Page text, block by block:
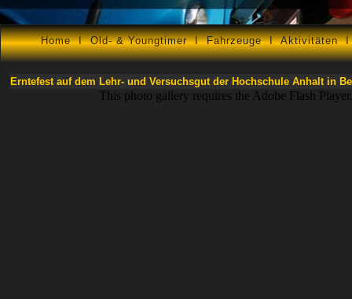
HomeIOld- & YoungtimerIFahrzeugeIAktivitäten
Erntefest auf dem Lehr- und Versuchsgut der Hochschule Anhalt in